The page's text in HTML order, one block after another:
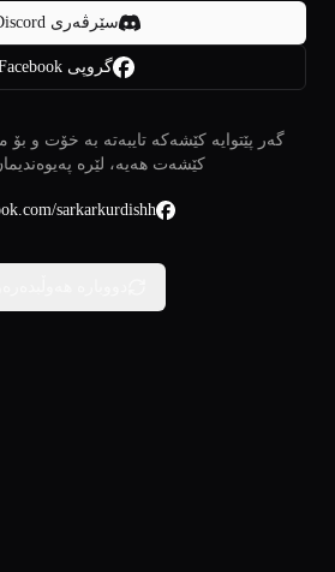
سێرڤەری Discord
گروپی Facebook
گەر پێتوایە کێشەکە تایبەتە بە خۆت و
کێشەت هەیە، لێرە
sarkarkurdishh